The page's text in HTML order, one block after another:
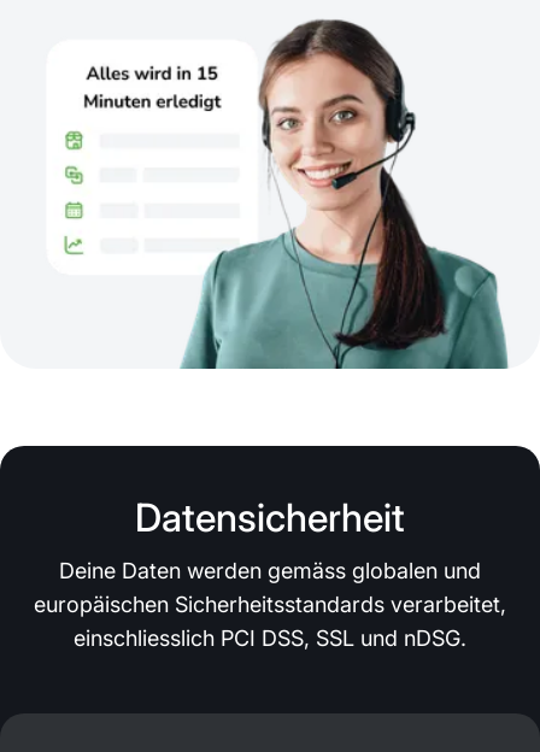
Datensicherheit
Deine Daten werden gemäss globalen und
europäischen Sicherheitsstandards verarbeitet,
einschliesslich PCI DSS, SSL und nDSG.